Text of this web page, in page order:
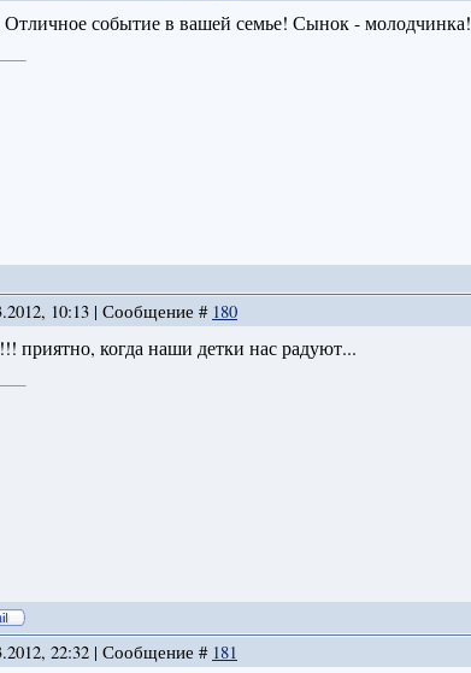
Отличное событие в вашей семье! Сынок - молодчинка!
10:13 | Сообщение # 180
приятно, когда наши детки нас радуют...
22:32 | Сообщение # 181